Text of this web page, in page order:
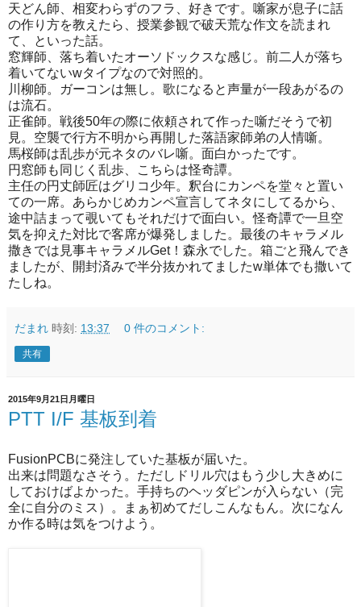
天どん師、相変わらずのフラ、好きです。噺家が息子に話
の作り方を教えたら、授業参観で破天荒な作文を読まれ
て、といった話。
窓輝師、落ち着いたオーソドックスな感じ。前二人が落ち
着いてないwタイプなので対照的。
川柳師。ガーコンは無し。歌になると声量が一段あがるの
は流石。
正雀師。戦後50年の際に依頼されて作った噺だそうで初
見。空襲で行方不明から再開した落語家師弟の人情噺。
馬桜師は乱歩が元ネタのバレ噺。面白かったです。
円窓師も同じく乱歩、こちらは怪奇譚。
主任の円丈師匠はグリコ少年。釈台にカンペを堂々と置い
ての一席。あらかじめカンペ宣言してネタにしてるから、
途中詰まって覗いてもそれだけで面白い。怪奇譚で一旦空
気を抑えた対比で客席が爆発しました。最後のキャラメル
撒きでは見事キャラメルGet！森永でした。箱ごと飛んでき
ましたが、開封済みで半分抜かれてましたw単体でも撒いて
たしね。
だまれ 時刻: 13:37 0 件のコメント:
共有
2015年9月21日月曜日
PTT I/F 基板到着
FusionPCBに発注していた基板が届いた。
出来は問題なさそう。ただしドリル穴はもう少し大きめに
しておけばよかった。手持ちのヘッダピンが入らない（完
全に自分のミス）。まぁ初めてだしこんなもん。次になん
か作る時は気をつけよう。